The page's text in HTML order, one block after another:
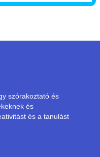
szórakoztató és
és
és a tanulást